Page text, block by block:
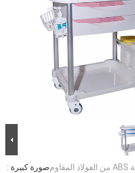
صورة كبيرة :عربة معالجة ABS من الفولاذ المقاوم